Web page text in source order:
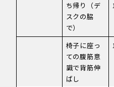
ち帰り（デ
スクの脇
で）
椅子に座っ
ての腹筋意
識で背筋伸
ばし